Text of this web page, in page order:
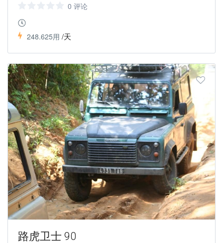
0 评论
248.625用 /天
路虎卫士 90